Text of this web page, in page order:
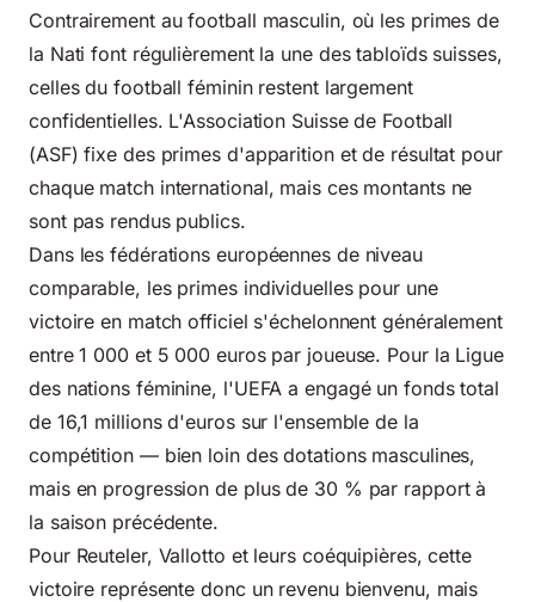
Contrairement au football masculin, où les primes de
la Nati font régulièrement la une des tabloïds suisses,
celles du football féminin restent largement
confidentielles. L'Association Suisse de Football
(ASF) fixe des primes d'apparition et de résultat pour
chaque match international, mais ces montants ne
sont pas rendus publics.
Dans les fédérations européennes de niveau
comparable, les primes individuelles pour une
victoire en match officiel s'échelonnent généralement
entre 1 000 et 5 000 euros par joueuse. Pour la Ligue
des nations féminine, l'UEFA a engagé un fonds total
de 16,1 millions d'euros sur l'ensemble de la
compétition — bien loin des dotations masculines,
mais en progression de plus de 30 % par rapport à
la saison précédente.
Pour Reuteler, Vallotto et leurs coéquipières, cette
victoire représente donc un revenu bienvenu, mais